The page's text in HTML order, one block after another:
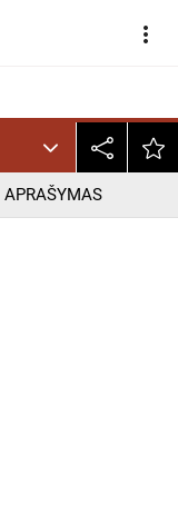
more_vert
APRAŠYMAS